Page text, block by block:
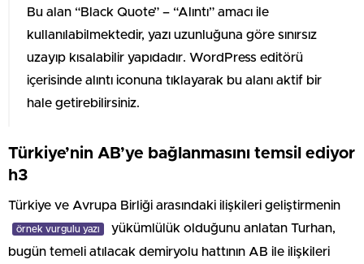
Bu alan “Black Quote” – “Alıntı” amacı ile
kullanılabilmektedir, yazı uzunluğuna göre sınırsız
uzayıp kısalabilir yapıdadır. WordPress editörü
içerisinde alıntı iconuna tıklayarak bu alanı aktif bir
hale getirebilirsiniz.
Türkiye’nin AB’ye bağlanmasını temsil ediyor
h3
Türkiye ve Avrupa Birliği arasındaki ilişkileri geliştirmenin
örnek vurgulu yazı
yükümlülük olduğunu anlatan Turhan,
bugün temeli atılacak demiryolu hattının AB ile ilişkileri